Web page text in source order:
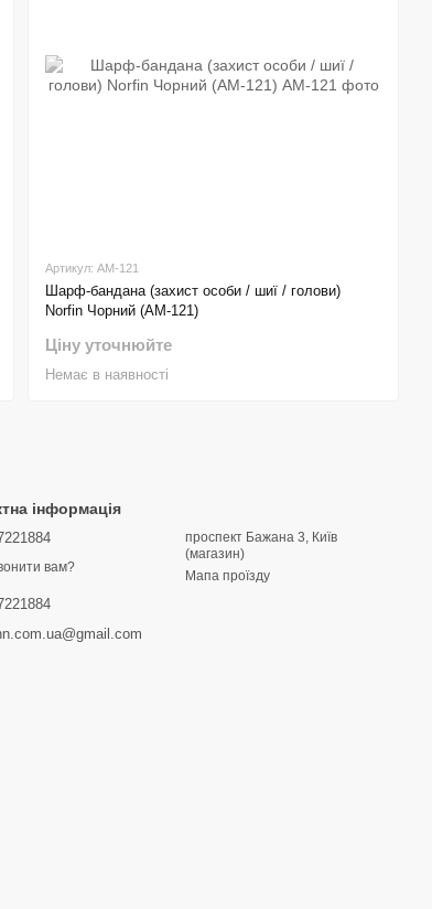
Артикул: AM-121
Шарф-бандана (захист особи / шиї / голови)
Norfin Чорний (AM-121)
Ціну уточнюйте
Немає в наявності
інформація
вам?
проспект Бажана 3, Київ
(магазин)
Мапа проїзду